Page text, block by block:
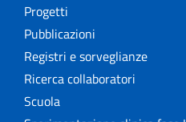
Progetti
Pubblicazioni
Registri e sorveglianze
Ricerca collaboratori
Scuola